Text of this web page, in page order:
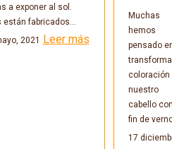
a exponer al sol.
están fabricados…
2021
Leer más
Muchas
hemos
pensado
coloración
nuestro
cabello
fin de
17